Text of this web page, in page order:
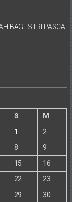
BAGI ISTRI PASCA
S
M
1
2
8
9
15
16
22
23
29
30